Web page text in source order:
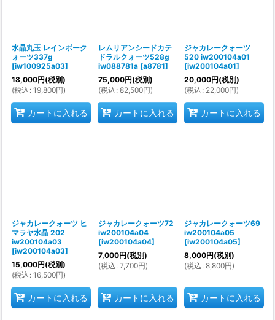
水晶丸玉 レインボーク
ォーツ337g
[iw100925a03]
18,000円(税別)
(税込 : 19,800円)
カートに入れる
レムリアンシードカテ
ドラルクォーツ528g
iw088781a [a8781]
75,000円(税別)
(税込 : 82,500円)
カートに入れる
ジャカレークォーツ
520 iw200104a01
[iw200104a01]
20,000円(税別)
(税込 : 22,000円)
カートに入れる
ジャカレークォーツ ヒ
マラヤ水晶 202
iw200104a03
[iw200104a03]
15,000円(税別)
(税込 : 16,500円)
カートに入れる
ジャカレークォーツ72
iw200104a04
[iw200104a04]
7,000円(税別)
(税込 : 7,700円)
カートに入れる
ジャカレークォーツ69
iw200104a05
[iw200104a05]
8,000円(税別)
(税込 : 8,800円)
カートに入れる